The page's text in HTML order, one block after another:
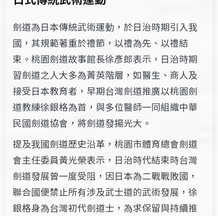
劍道為日本傳統武術運動，於日治時期引入我
國，其規範著重於禮節，以禮為先、以禮結
束。​​桃園劍道故事館長徐彥郎表示，日治時期
習劍道之人大多為菁英階層，如醫生、商人及
接受日本教育者，早期台灣​​劍道推廣以桃園劍
道教練徐銀格為首，與​​多位​​醫師一同組織中華
民國劍道協會，將劍道發揚光大。​
提及我國劍道歷史沿革，桃園市體育總會劍道
會主任委員黃光榮​​表示，日治時代結束時台灣
劍道發展曾一度受阻，​​​​因日本為二戰戰敗國，
聯合國便禁止所有涉及武士道的武術發展，​​徐
銀格​​身為台灣初代劍道士，為求​​​保留與持續推